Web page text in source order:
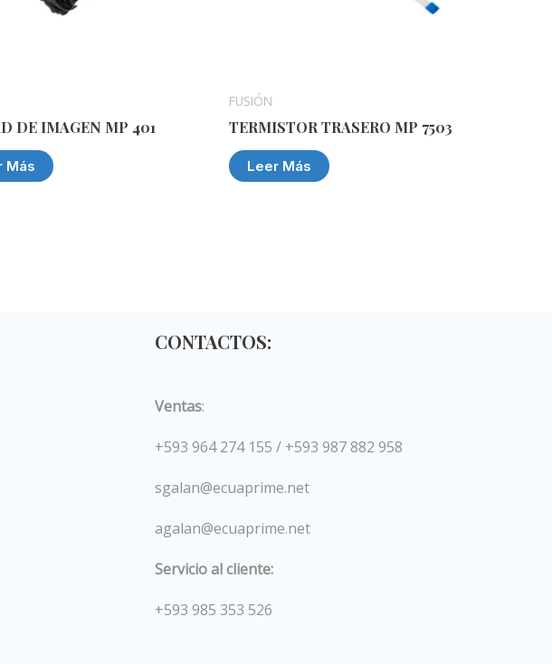
DE IMAGEN MP 401
Más
FUSIÓN
TERMISTOR TRASERO MP 7503
Leer Más
CONTACTOS:
Ventas:
+593 964 274 155 / +593 987 882 958
sgalan@ecuaprime.net
agalan@ecuaprime.net
Servicio al cliente:
+593 985 353 526